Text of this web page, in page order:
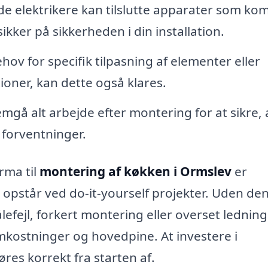
elektrikere kan tilslutte apparater som
på sikkerheden i din installation.
for specifik tilpasning af elementer eller
kan dette også klares.
alt arbejde efter montering for at sikre,
til montering af køkken i Ormslev er
ved do-it-yourself projekter. Uden
forkert montering eller overset
og hovedpine. At investere i
korrekt fra starten af.